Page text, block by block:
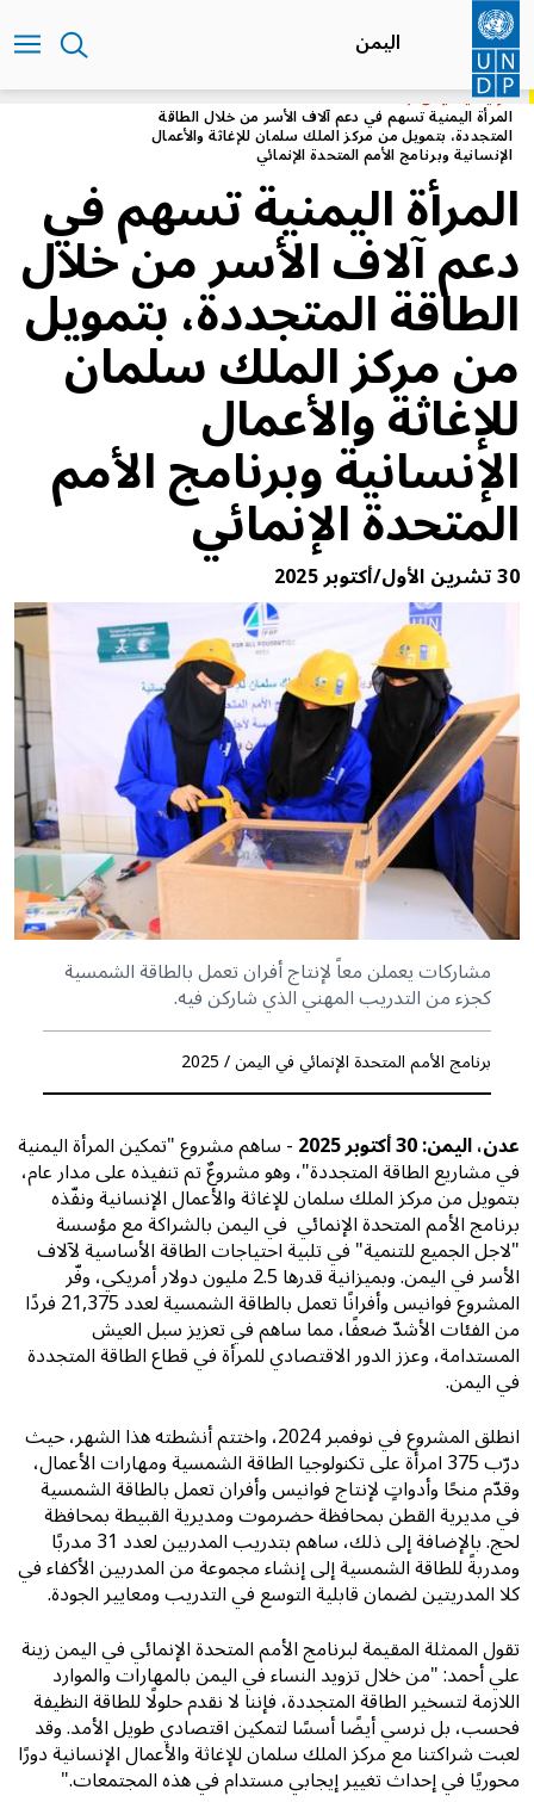
تجاوز
إلى
المحتوى
الرئيسي
اليمن
الرئيسيةاليمن
المرأة اليمنية تسهم في دعم آلاف الأسر من خلال الطاقة
المتجددة، بتمويل من مركز الملك سلمان للإغاثة والأعمال
الإنسانية وبرنامج الأمم المتحدة الإنمائي
المرأة اليمنية تسهم في
دعم آلاف الأسر من خلال
الطاقة المتجددة، بتمويل
من مركز الملك سلمان
للإغاثة والأعمال
الإنسانية وبرنامج الأمم
المتحدة الإنمائي
30 تشرين الأول/أكتوبر 2025
مشاركات يعملن معاً لإنتاج أفران تعمل بالطاقة الشمسية
كجزء من التدريب المهني الذي شاركن فيه.
برنامج الأمم المتحدة الإنمائي في اليمن / 2025
عدن، اليمن: 30 أكتوبر 2025 - ساهم مشروع "تمكين المرأة اليمنية
في مشاريع الطاقة المتجددة"، وهو مشروعٌ تم تنفيذه على مدار عام،
بتمويل من مركز الملك سلمان للإغاثة والأعمال الإنسانية ونفّذه
برنامج الأمم المتحدة الإنمائي في اليمن بالشراكة مع مؤسسة
"لاجل الجميع للتنمية" في تلبية احتياجات الطاقة الأساسية لآلاف
الأسر في اليمن. وبميزانية قدرها 2.5 مليون دولار أمريكي، وفّر
المشروع فوانيس وأفرانًا تعمل بالطاقة الشمسية لعدد 21,375 فردًا
من الفئات الأشدّ ضعفًا، مما ساهم في تعزيز سبل العيش
المستدامة، وعزز الدور الاقتصادي للمرأة في قطاع الطاقة المتجددة
في اليمن.
انطلق المشروع في نوفمبر 2024، واختتم أنشطته هذا الشهر، حيث
درّب 375 امرأة على تكنولوجيا الطاقة الشمسية ومهارات الأعمال،
وقدّم منحًا وأدواتٍ لإنتاج فوانيس وأفران تعمل بالطاقة الشمسية
في مديرية القطن بمحافظة حضرموت ومديرية القبيطة بمحافظة
لحج. بالإضافة إلى ذلك، ساهم بتدريب المدربين لعدد 31 مدربًا
ومدربةً للطاقة الشمسية إلى إنشاء مجموعة من المدربين الأكفاء في
كلا المدريتين لضمان قابلية التوسع في التدريب ومعايير الجودة.
تقول الممثلة المقيمة لبرنامج الأمم المتحدة الإنمائي في اليمن زينة
علي أحمد: "من خلال تزويد النساء في اليمن بالمهارات والموارد
اللازمة لتسخير الطاقة المتجددة، فإننا لا نقدم حلولًا للطاقة النظيفة
فحسب، بل نرسي أيضًا أسسًا لتمكين اقتصادي طويل الأمد. وقد
لعبت شراكتنا مع مركز الملك سلمان للإغاثة والأعمال الإنسانية دورًا
محوريًا في إحداث تغيير إيجابي مستدام في هذه المجتمعات."